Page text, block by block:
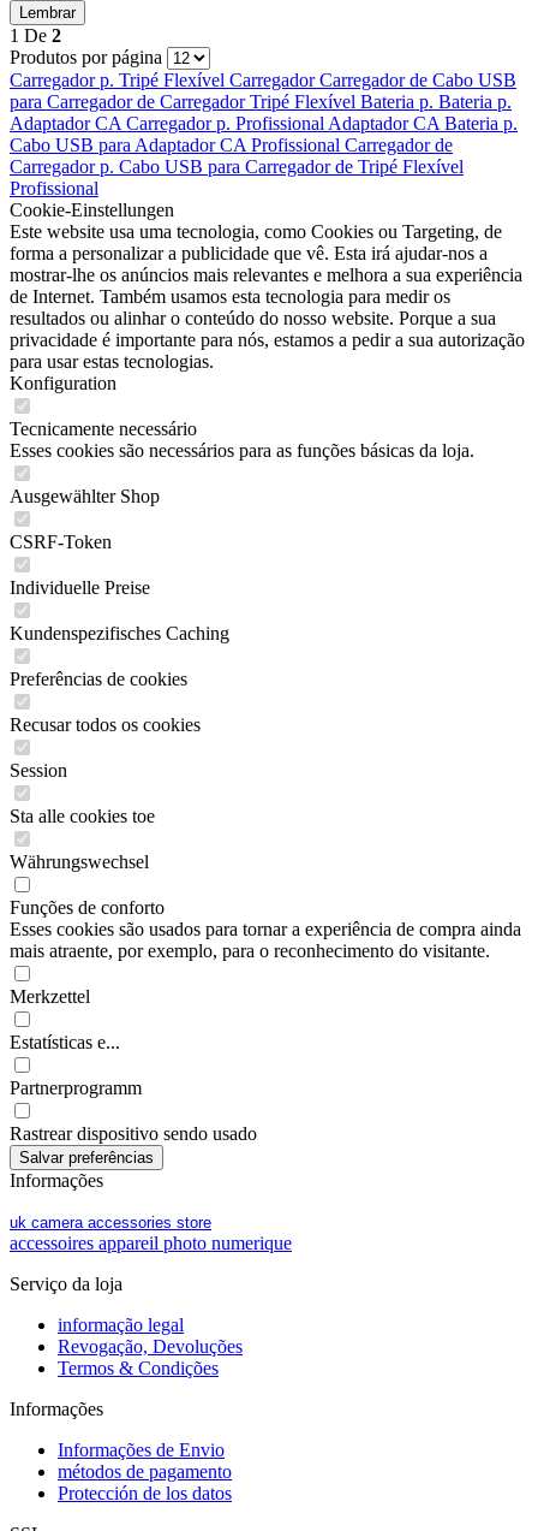
Lembrar
1 De 2
Produtos por página
Carregador p. Tripé Flexível CarregadorCarregador de Cabo USB
para Carregador de CarregadorTripé Flexível Bateria p. Bateria p.
Adaptador CA Carregador p. Profissional Adaptador CA Bateria p.
Cabo USB para Adaptador CA Profissional Carregador de
Carregador p. Cabo USB para Carregador de Tripé Flexível
Profissional
Cookie-Einstellungen
Este website usa uma tecnologia, como Cookies ou Targeting, de
forma a personalizar a publicidade que vê. Esta irá ajudar-nos a
mostrar-lhe os anúncios mais relevantes e melhora a sua experiência
de Internet. Também usamos esta tecnologia para medir os
resultados ou alinhar o conteúdo do nosso website. Porque a sua
privacidade é importante para nós, estamos a pedir a sua autorização
para usar estas tecnologias.
Konfiguration
Tecnicamente necessário
Esses cookies são necessários para as funções básicas da loja.
Ausgewählter Shop
CSRF-Token
Individuelle Preise
Kundenspezifisches Caching
Preferências de cookies
Recusar todos os cookies
Session
Sta alle cookies toe
Währungswechsel
Funções de conforto
Esses cookies são usados para tornar a experiência de compra ainda
mais atraente, por exemplo, para o reconhecimento do visitante.
Merkzettel
Estatísticas e...
Partnerprogramm
Rastrear dispositivo sendo usado
Informações
uk camera accessories store
accessoires appareil photo numerique
Serviço da loja
informação legal
Revogação, Devoluções
Termos & Condições
Informações
Informações de Envio
métodos de pagamento
Protección de los datos